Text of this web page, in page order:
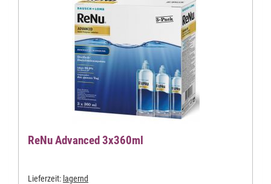
ReNu Advanced 3x360ml
Lieferzeit: lagernd